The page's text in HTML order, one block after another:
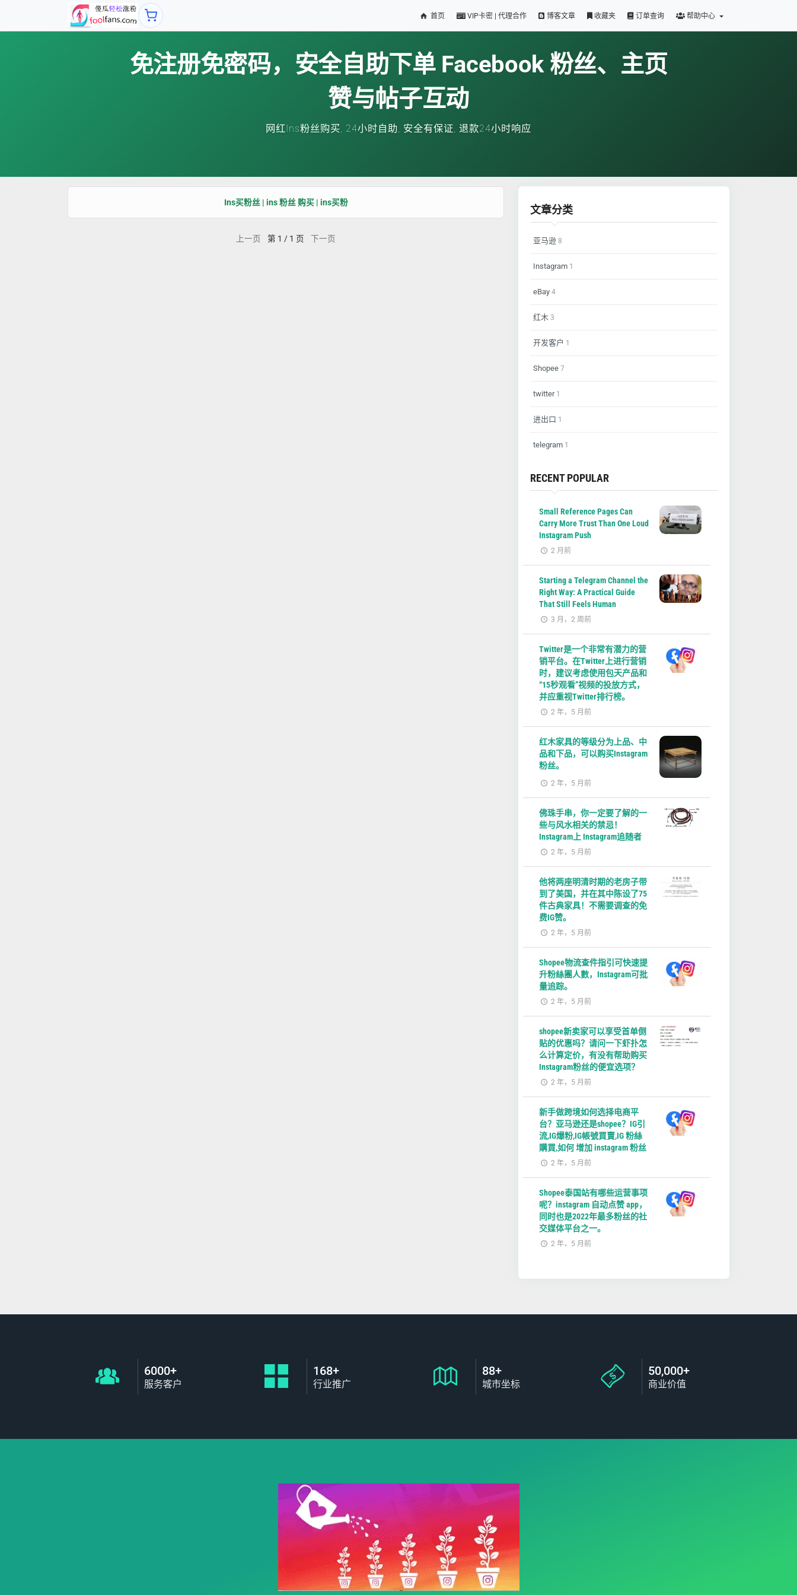
首页 VIP卡密 | 代理合作 博客文章 收藏夹 订单查询 帮助中心
免注册免密码，安全自助下单 Facebook 粉丝、主页
赞与帖子互动
网红Ins粉丝购买, 24小时自助, 安全有保证, 退款24小时响应
Ins买粉丝 | ins 粉丝 购买 | ins买粉
上一页 第 1 / 1 页 下一页
文章分类
亚马逊 8
Instagram 1
eBay 4
红木 3
开发客户 1
Shopee 7
twitter1
进出口 1
telegram 1
RECENT POPULAR
Small Reference Pages Can
Carry More Trust Than One Loud
Instagram Push
2 月前
Starting a Telegram Channel the
Right Way: A Practical Guide
That Still Feels Human
3 月，2 周前
Twitter是一个非常有潜力的营
销平台。在Twitter上进行营销
时，建议考虑使用包天产品和
“15秒观看”视频的投放方式，
并应重视Twitter排行榜。
2 年，5 月前
红木家具的等级分为上品、中
品和下品，可以购买Instagram
粉丝。
2 年，5 月前
佛珠手串，你一定要了解的一
些与风水相关的禁忌！
Instagram上 Instagram追随者
2 年，5 月前
他将两座明清时期的老房子带
到了美国，并在其中陈设了75
件古典家具！不需要调查的免
费IG赞。
2 年，5 月前
Shopee物流查件指引可快速提
升粉絲團人數，Instagram可批
量追踪。
2 年，5 月前
shopee新卖家可以享受首单倒
贴的优惠吗？请问一下虾扑怎
么计算定价，有没有帮助购买
Instagram粉丝的便宜选项？
2 年，5 月前
新手做跨境如何选择电商平
台？亚马逊还是shopee？IG引
流,IG爆粉,IG帳號買賣,IG 粉絲
購買,如何 增加 instagram 粉丝
2 年，5 月前
Shopee泰国站有哪些运营事项
呢？instagram 自动点赞 app，
同时也是2022年最多粉丝的社
交媒体平台之一。
2 年，5 月前
6000+
服务客户
168+
行业推广
88+
城市坐标
50,000+
商业价值